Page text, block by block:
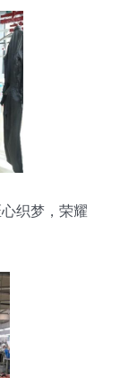
织梦，荣耀